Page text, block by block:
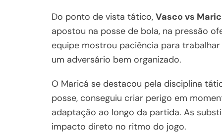
Do ponto de vista tático, Vasco vs
apostou na posse de bola, na pressão
equipe mostrou paciência para
um adversário bem organizado.
O Maricá se destacou pela disciplina
posse, conseguiu criar perigo em
adaptação ao longo da partida. As
impacto direto no ritmo do jogo.